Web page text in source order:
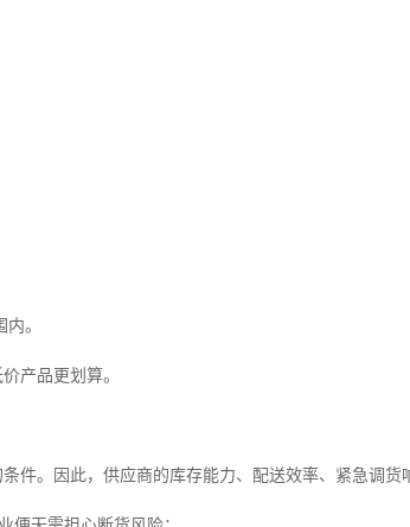
。
产品更划算。
件。因此，供应商的库存能力、配送效率、紧急调货